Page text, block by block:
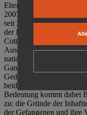
Ehemalige politische
2007 den Verein
seit 2011 Eigentümer des
der Bautzener Straße und
Cottbus ist. Im Zentrum
Auseinandersetzung mit
nationalsozialistischen
Ganzjährig zeigen
Gedenkstätte Zuchthaus
beiden deutschen
Bedeutung kommt dabei
zu: die Gründe der
der Gefangenen und ihre